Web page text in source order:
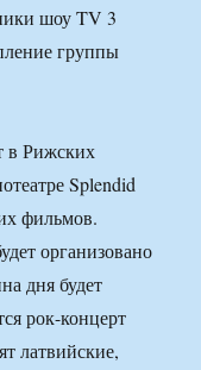
шоу TV 3
группы
в Рижских
Splendid
фильмов.
организовано
дня будет
рок-концерт
латвийские,